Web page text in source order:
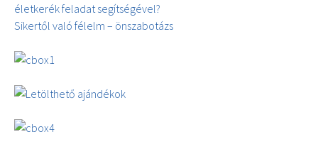
életkerék feladat segítségével?
Sikertől való félelm – önszabotázs